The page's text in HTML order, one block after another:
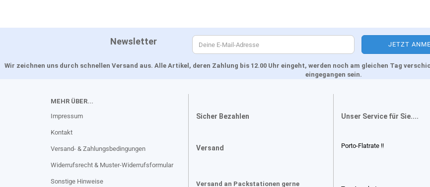
Newsletter
Wir zeichnen uns durch schnellen Versand aus. Alle Artikel, deren Zahlung bis 12.00 Uhr eingeht, werden noch am gleichen Tag
eingegangen sein.
MEHR ÜBER...
Impressum
Kontakt
Versand- & Zahlungsbedingungen
Widerrufsrecht & Muster-Widerrufsformular
Sonstige Hinweise
Sicher Bezahlen
Versand
Versand an Packstationen gerne
Unser Service für Sie....
Porto-Flatrate !!